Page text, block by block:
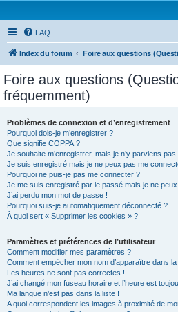
FAQ
Index du forum Foire aux questions
Foire aux questions
fréquemment)
Problèmes de connexion et d’enregistrement
Pourquoi dois-je m’enregistrer ?
Que signifie COPPA ?
Je souhaite m’enregistrer, mais je n’y parviens pas
Je suis enregistré mais je ne peux pas me
Pourquoi ne puis-je pas me connecter ?
Je me suis enregistré par le passé mais je ne
J’ai perdu mon mot de passe !
Pourquoi suis-je automatiquement déconnecté ?
À quoi sert « Supprimer les cookies » ?
Paramètres et préférences de l’utilisateur
Comment modifier mes paramètres ?
Comment empêcher mon nom d’apparaître dans
Les heures ne sont pas correctes !
J’ai changé mon fuseau horaire et l’heure est
Ma langue n’est pas dans la liste !
A quoi correspondent les images à proximité de